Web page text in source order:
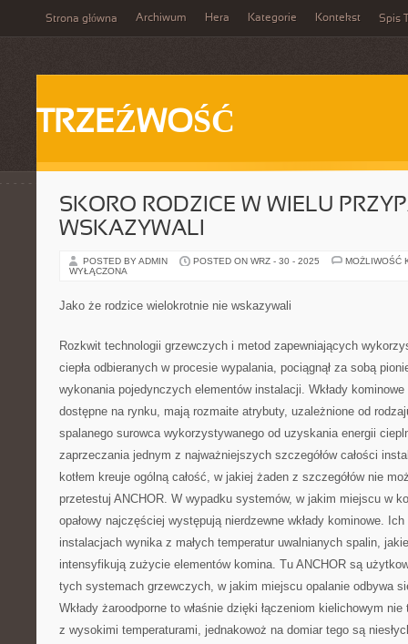
Strona główna Archiwum Hera Kategorie Kontekst Spis
TRZEŹWOŚĆ
SKORO RODZICE W WIELU
WSKAZYWALI
POSTED BY ADMIN POSTED ON WRZ - 30 - 2025
MOŻLIWOŚĆ
WYŁĄCZONA
Jako że rodzice wielokrotnie nie wskazywali
Rozkwit technologii grzewczych i metod zapewniających
ciepła odbieranych w procesie wypalania, pociągnął za sobą
wykonania pojedynczych elementów instalacji. Wkłady
dostępne na rynku, mają rozmaite atrybuty, uzależnione od
spalanego surowca wykorzystywanego od uzyskania energii
zaprzeczania jednym z najważniejszych szczegółów całości
kotłem kreuje ogólną całość, w jakiej żaden z szczegółów nie
przetestuj ANCHOR. W wypadku systemów, w jakim miejscu w
opałowy najczęściej występują nierdzewne wkłady kominowe.
instalacjach wynika z małych temperatur uwalnianych spalin,
intensyfikują zużycie elementów komina. Tu ANCHOR są
tych systemach grzewczych, w jakim miejscu opalanie odbywa
Wkłady żaroodporne to właśnie dzięki łączeniom kielichowym
z wysokimi temperaturami, jednakowoż na domiar tego są